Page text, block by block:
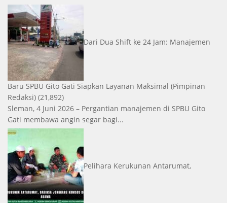
Dari Dua Shift ke 24 Jam: Manajemen
Baru SPBU Gito Gati Siapkan Layanan Maksimal (Pimpinan
Redaksi) (21,892)
Sleman, 4 Juni 2026 – Pergantian manajemen di SPBU Gito
Gati membawa angin segar bagi...
Pelihara Kerukunan Antarumat,